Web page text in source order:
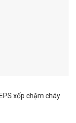
xốp chậm cháy